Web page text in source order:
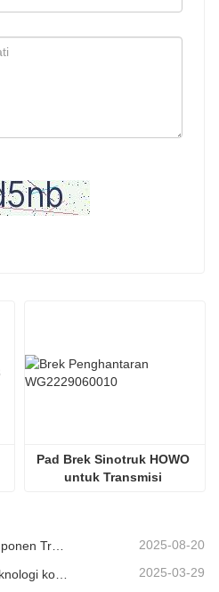
Pad Brek Sinotruk HOWO
untuk Transmisi
Sinotruk Melancarkan Komponen Trak Tugas Berat Generasi Baharu: Meningkatkan Kecekapan dan Kebolehpercayaan untuk Logistik Global 2025-08-20
2025-03-29